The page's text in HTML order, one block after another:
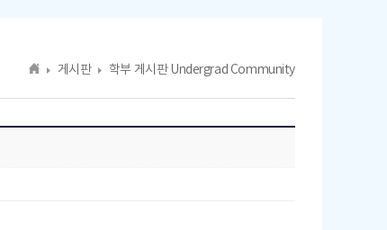
게시판 학부 게시판 Undergrad Community